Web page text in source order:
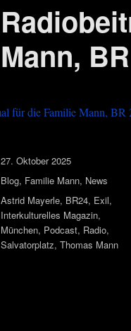
Mann,
Veröffentlicht
am
27. Oktober 2025
Kategorien
Blog, Familie Mann, News
Schlagwörter
Astrid Mayerle, BR24, Exil,
Interkulturelles Magazin,
München, Podcast, Radio,
Salvatorplatz, Thomas Mann